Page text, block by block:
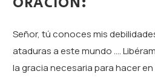
Señor, tú conoces mis
ataduras a este mundo ….
la gracia necesaria para hacer